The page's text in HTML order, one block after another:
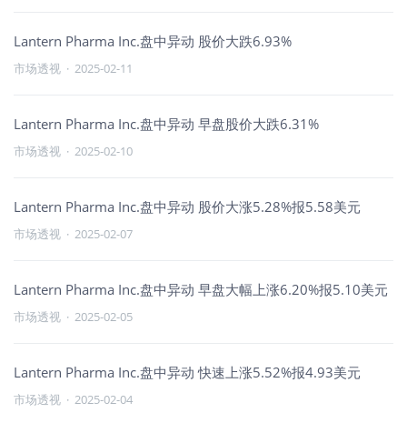
Lantern Pharma Inc.盘中异动 股价大跌6.93%
市场透视 · 2025-02-11
Lantern Pharma Inc.盘中异动 早盘股价大跌6.31%
市场透视 · 2025-02-10
Lantern Pharma Inc.盘中异动 股价大涨5.28%报5.58美元
市场透视 · 2025-02-07
Lantern Pharma Inc.盘中异动 早盘大幅上涨6.20%报5.10美元
市场透视 · 2025-02-05
Lantern Pharma Inc.盘中异动 快速上涨5.52%报4.93美元
市场透视 · 2025-02-04